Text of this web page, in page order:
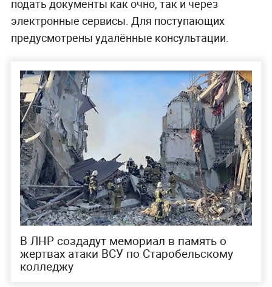
подать документы как очно, так и через
электронные сервисы. Для поступающих
предусмотрены удалённые консультации.
В ЛНР создадут мемориал в память о
жертвах атаки ВСУ по Старобельскому
колледжу